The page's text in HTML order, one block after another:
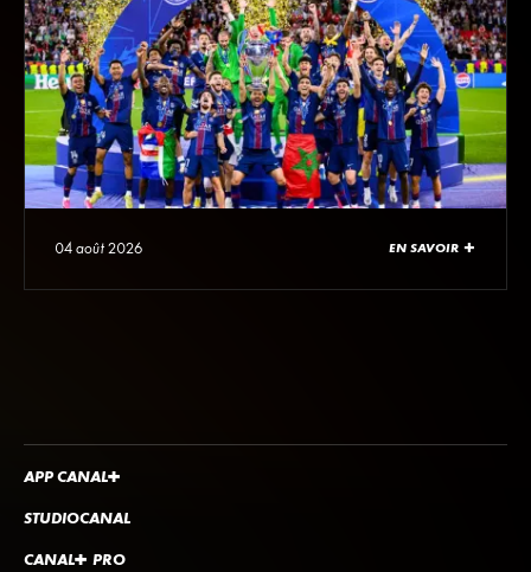
04 août 2026 EN SAVOIR +
APPCANAL+
STUDIOCANAL
CANAL+ PRO